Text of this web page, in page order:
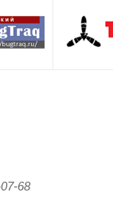
68